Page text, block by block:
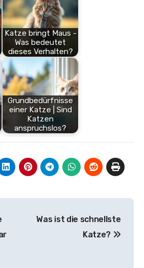
Katze bringt Maus -
Was bedeutet
dieses Verhalten?
Grundbedürfnisse
einer Katze | Sind
Katzen
anspruchslos?
Was ist die schnellste
Katze?